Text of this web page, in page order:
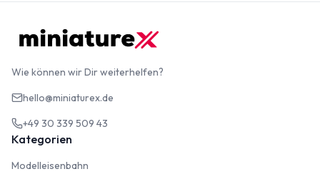
Wie können wir Dir weiterhelfen?
hello@miniaturex.de
+49 30 339 509 43
Kategorien
Modelleisenbahn